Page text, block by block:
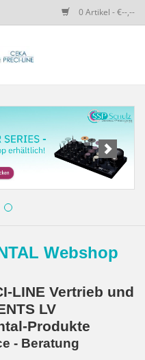
0 Artikel - €--,--
Webshop
LINE Vertrieb und
LV
Produkte
- Beratung